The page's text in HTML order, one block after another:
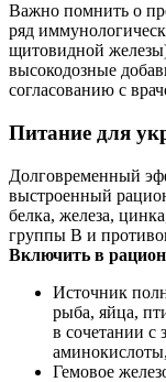
Важно помнить о
ряд
щитовидной
высокодозные
согласованию с
Питание для
Долговременный
выстроенный
белка, железа,
группы B и
Включить в
Источник
рыба, яйца,
в сочетании с
Гемовое